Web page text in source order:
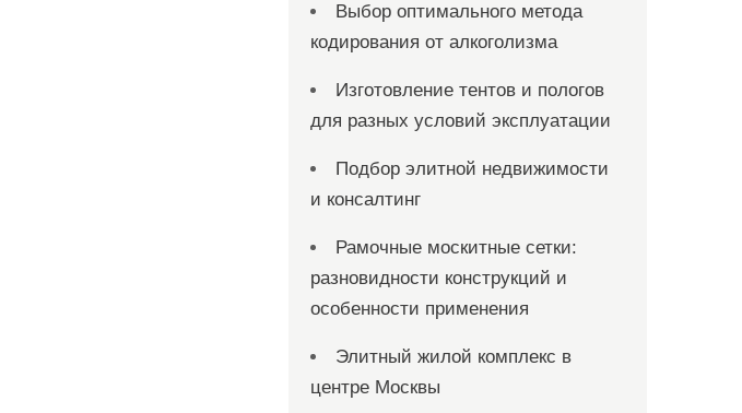
Выбор оптимального метода
кодирования от алкоголизма
Изготовление тентов и пологов
для разных условий эксплуатации
Подбор элитной недвижимости
и консалтинг
Рамочные москитные сетки:
разновидности конструкций и
особенности применения
Элитный жилой комплекс в
центре Москвы